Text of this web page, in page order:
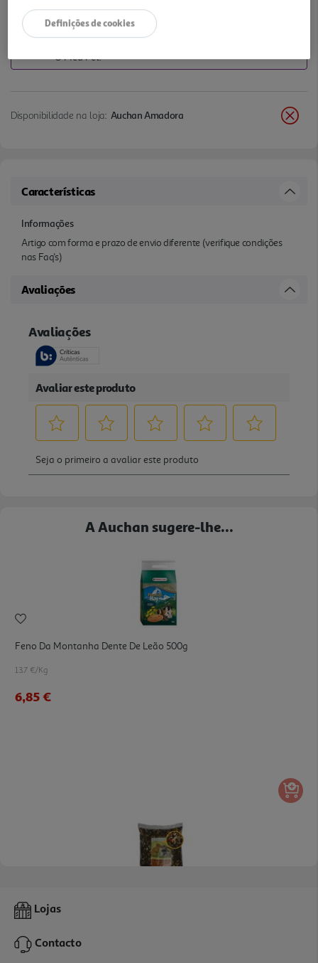
+10% DESC. IMEDIATO PET CLUB
10% de desconto imediato exclusivo para membros do
O Meu Pet.
Disponibilidade na loja: Auchan Amadora
Características
Informações
Artigo com forma e prazo de envio diferente (verifique condições
nas Faq's)
Avaliações
A Auchan sugere-lhe...
Feno Da Montanha Dente De Leão 500g
13.7 €/Kg
6,85 €
Granulado Para Coelhos Lucpet 1.5kg
2,49 €
Lojas
Contacto
Definições de cookies